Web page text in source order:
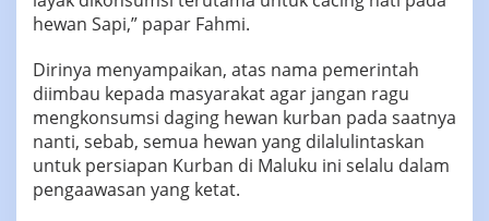
hewan Sapi,” papar Fahmi.
‎‎Dirinya menyampaikan, atas nama pemerintah
diimbau kepada masyarakat agar jangan ragu
mengkonsumsi daging hewan kurban pada saatnya
nanti, sebab, semua hewan yang dilalulintaskan
untuk persiapan Kurban di Maluku ini selalu dalam
pengaawasan yang ketat.